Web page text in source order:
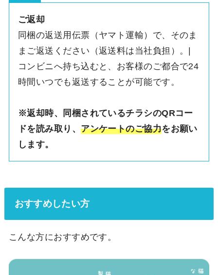
ご返却
同梱の返送用伝票（ヤマト運輸）で、そのま
まご返送ください（返送料は当社負担）。|
コンビニへ持ち込むと、お客様のご都合で24
時間いつでも返送することが可能です。
※返却時、同梱されているチラシのQRコー
ドを読み取り、アンケートのご協力をお願い
します。
おすすめしたい方
こんな方におすすめです。